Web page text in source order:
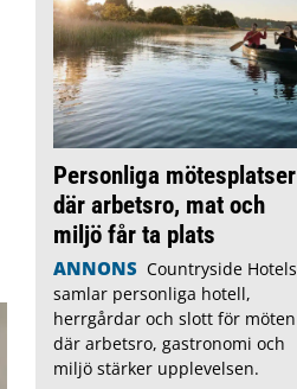
Personliga mötesplatser
där arbetsro, mat och
miljö får ta plats
ANNONS Countryside Hotels
samlar personliga hotell,
herrgårdar och slott för möten
där arbetsro, gastronomi och
miljö stärker upplevelsen.